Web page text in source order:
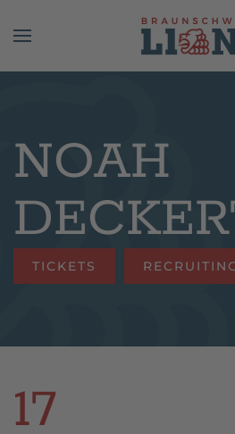
Skip to main content
NOAH
TICKETS
17